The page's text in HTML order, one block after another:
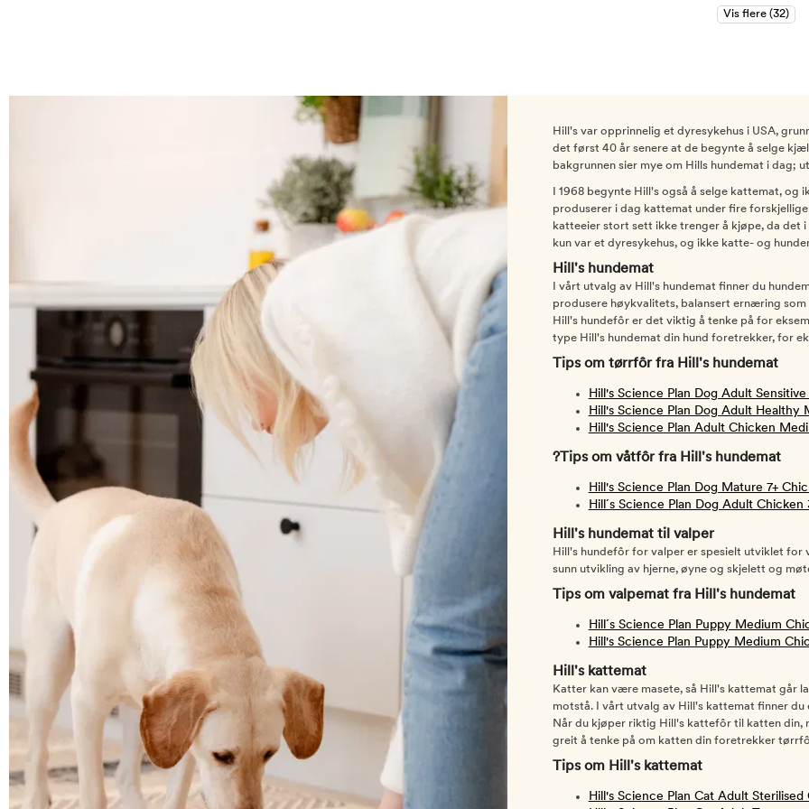
Hill's var opprinnelig et dyresykehus i USA,
det først 40 år senere at de begynte å selge
bakgrunnen sier mye om Hills hundemat i dag;
I 1968 begynte Hill's også å selge kattemat,
produserer i dag kattemat under fire
katteeier stort sett ikke trenger å kjøpe, da det
kun var et dyresykehus, og ikke katte- og
Hill's hundemat
I vårt utvalg av Hill's hundemat finner du
produsere høykvalitets, balansert ernæring som
Hill's hundefôr er det viktig å tenke på for
type Hill's hundemat din hund foretrekker, for
Tips om tørrfôr fra Hill's hundemat
Hill's Science Plan Dog Adult
Hill's Science Plan Dog Adult Healthy
Hill's Science Plan Adult Chicken
?Tips om våtfôr fra Hill's hundemat
Hill's Science Plan Dog Mature 7+
Hill´s Science Plan Dog Adult Chicken
Hill's hundemat til valper
Hill's hundefôr for valper er spesielt utviklet
sunn utvikling av hjerne, øyne og skjelett og
Tips om valpemat fra Hill's hundemat
Hill´s Science Plan Puppy Medium
Hill's Science Plan Puppy Medium
Hill's kattemat
Katter kan være masete, så Hill's kattemat går
motstå. I vårt utvalg av Hill's kattemat finner
Når du kjøper riktig Hill's kattefôr til katten din,
greit å tenke på om katten din foretrekker
Tips om Hill's kattemat
Hill's Science Plan Cat Adult Sterilised